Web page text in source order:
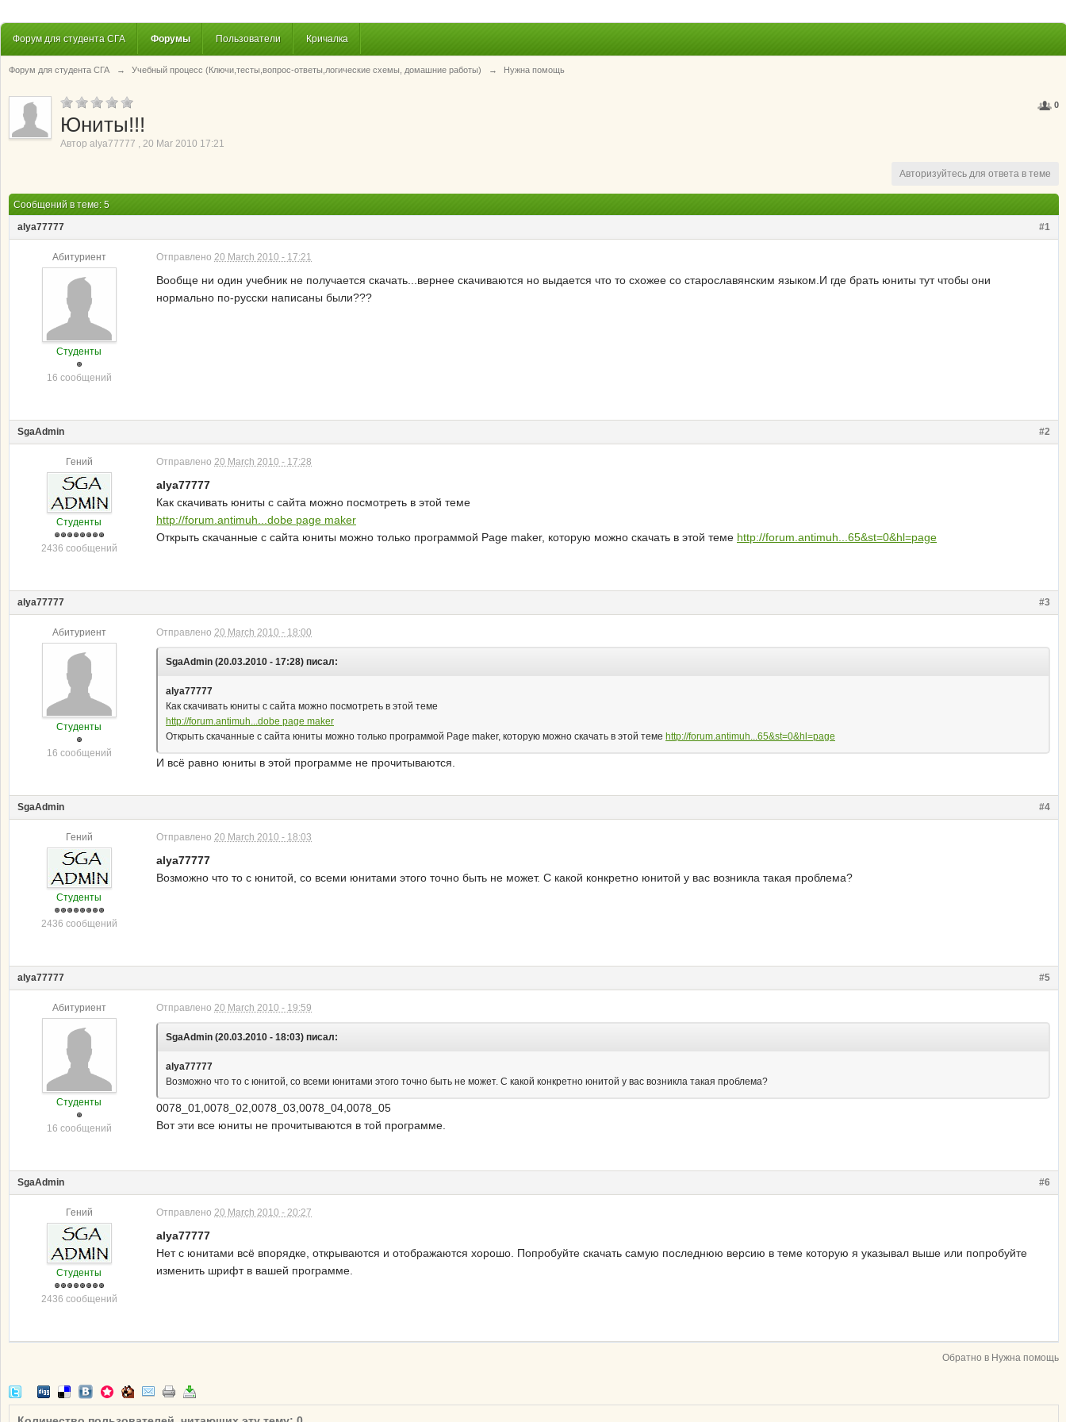
Форум для студента СГА Форумы Пользователи Кричалка
Форум для студента СГА → Учебный процесс (Ключи,тесты,вопрос-ответы,логические схемы, домашние работы) → Нужна помощь
0
Юниты!!!
Автор alya77777 , 20 Mar 2010 17:21
Авторизуйтесь для ответа в теме
Сообщений в теме: 5
#1
alya77777
Абитуриент
Студенты
16 сообщений
Отправлено 20 March 2010 - 17:21
Вообще ни один учебник не получается скачать...вернее скачиваются но выдается что то схожее со старославянским языком.И где брать юниты тут чтобы они
нормально по-русски написаны были???
#2
SgaAdmin
Гений
Студенты
2436 сообщений
Отправлено 20 March 2010 - 17:28
alya77777
Как скачивать юниты с сайта можно посмотреть в этой теме
http://forum.antimuh...dobe page maker
Открыть скачанные с сайта юниты можно только программой Page maker, которую можно скачать в этой теме http://forum.antimuh...65&st=0&hl=page
#3
alya77777
Абитуриент
Студенты
16 сообщений
Отправлено 20 March 2010 - 18:00
SgaAdmin (20.03.2010 - 17:28) писал:
alya77777
Как скачивать юниты с сайта можно посмотреть в этой теме
http://forum.antimuh...dobe page maker
Открыть скачанные с сайта юниты можно только программой Page maker, которую можно скачать в этой теме http://forum.antimuh...65&st=0&hl=page
И всё равно юниты в этой программе не прочитываются.
#4
SgaAdmin
Гений
Студенты
2436 сообщений
Отправлено 20 March 2010 - 18:03
alya77777
Возможно что то с юнитой, со всеми юнитами этого точно быть не может. С какой конкретно юнитой у вас возникла такая проблема?
#5
alya77777
Абитуриент
Студенты
16 сообщений
Отправлено 20 March 2010 - 19:59
SgaAdmin (20.03.2010 - 18:03) писал:
alya77777
Возможно что то с юнитой, со всеми юнитами этого точно быть не может. С какой конкретно юнитой у вас возникла такая проблема?
0078_01,0078_02,0078_03,0078_04,0078_05
Вот эти все юниты не прочитываются в той программе.
#6
SgaAdmin
Гений
Студенты
2436 сообщений
Отправлено 20 March 2010 - 20:27
alya77777
Нет с юнитами всё впорядке, открываются и отображаются хорошо. Попробуйте скачать самую последнюю версию в теме которую я указывал выше или попробуйте
изменить шрифт в вашей программе.
Обратно в Нужна помощь